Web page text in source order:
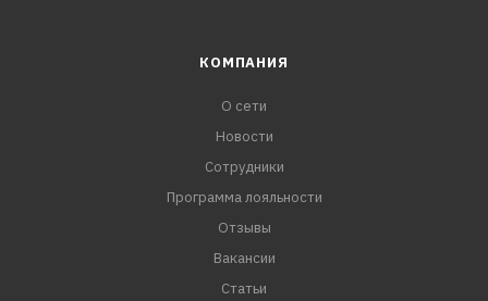
КОМПАНИЯ
О сети
Новости
Сотрудники
Программа лояльности
Отзывы
Вакансии
Статьи